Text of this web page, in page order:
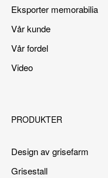
Eksporter memorabilia
Vår kunde
Vår fordel
Video
PRODUKTER
Design av grisefarm
Grisestall